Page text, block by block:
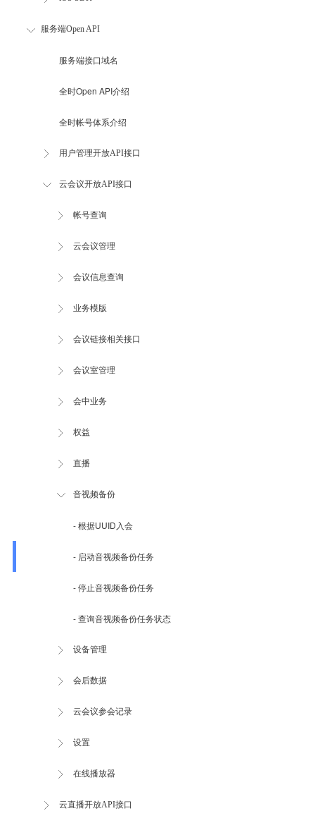
服务端Open API
服务端接口域名
全时Open API介绍
全时帐号体系介绍
用户管理开放API接口
云会议开放API接口
帐号查询
云会议管理
会议信息查询
业务模版
会议链接相关接口
会议室管理
会中业务
权益
直播
音视频备份
- 根据UUID入会
- 启动音视频备份任务
- 停止音视频备份任务
- 查询音视频备份任务状态
设备管理
会后数据
云会议参会记录
设置
在线播放器
云直播开放API接口